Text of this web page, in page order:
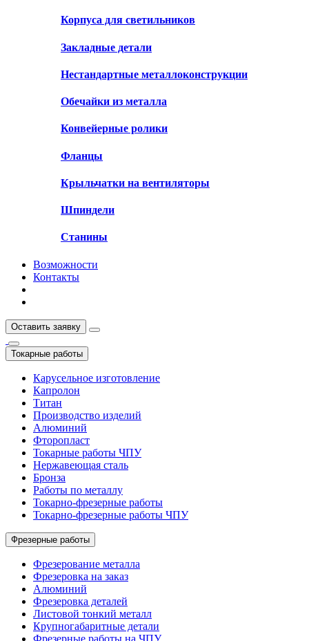
Корпуса для светильников
Закладные детали
Нестандартные металлоконструкции
Обечайки из металла
Конвейерные ролики
Фланцы
Крыльчатки на вентиляторы
Шпиндели
Станины
Возможности
Контакты
Оставить заявку
Токарные работы
Карусельное изготовление
Капролон
Титан
Производство изделий
Алюминий
Фторопласт
Токарные работы ЧПУ
Нержавеющая сталь
Бронза
Работы по металлу
Токарно-фрезерные работы
Токарно-фрезерные работы ЧПУ
Фрезерные работы
Фрезерование металла
Фрезеровка на заказ
Алюминий
Фрезеровка деталей
Листовой тонкий металл
Крупногабаритные детали
Фрезерные работы на ЧПУ